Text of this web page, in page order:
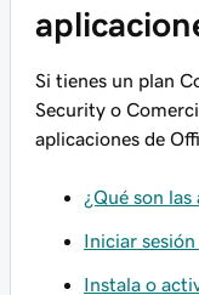
Si tienes un plan
Security o
aplicaciones de
¿Qué son
Iniciar
Instala o